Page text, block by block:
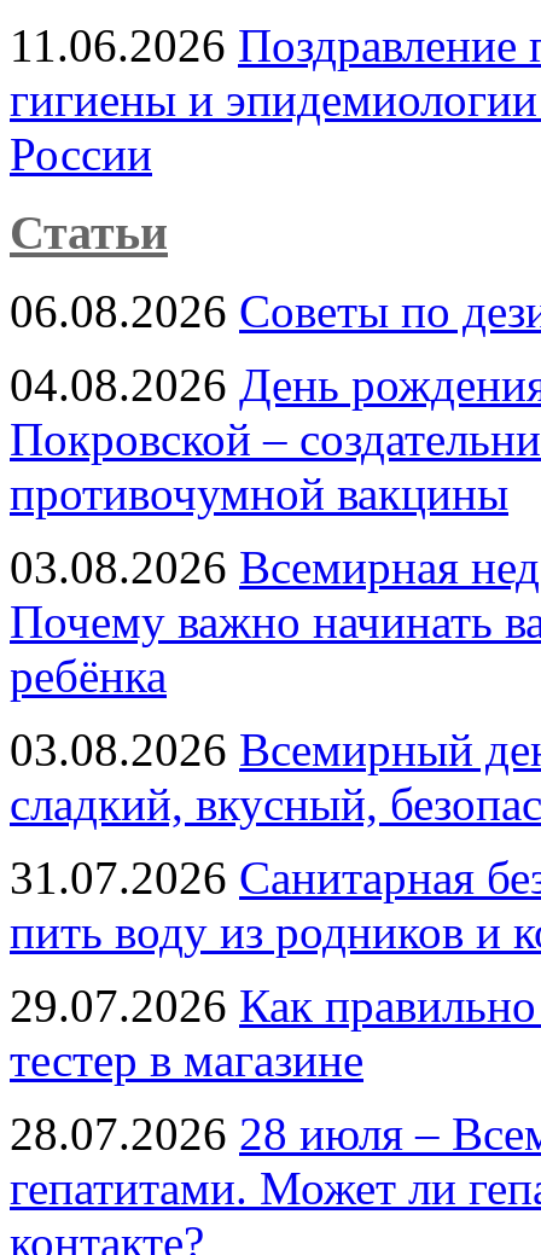
11.06.2026 Поздравление
гигиены и
России
Статьи
06.08.2026 Советы по
04.08.2026 День
Покровской –
противочумной вакцины
03.08.2026 Всемирная
Почему важно начинать
ребёнка
03.08.2026 Всемирный
сладкий, вкусный,
31.07.2026 Санитарная
пить воду из родников и
29.07.2026 Как
тестер в магазине
28.07.2026 28 июля –
гепатитами. Может ли
контакте?